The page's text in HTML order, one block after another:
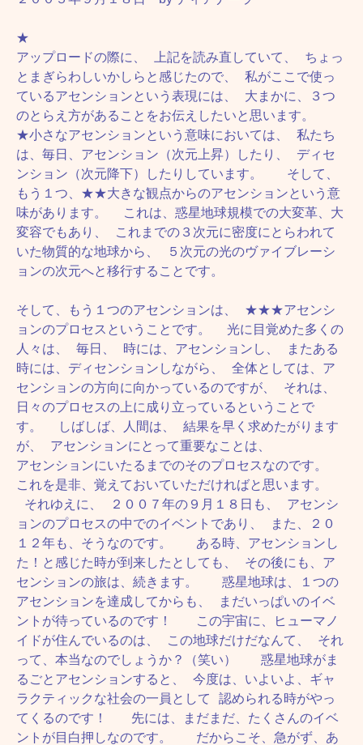
★
アップロードの際に、 上記を読み直していて、 ちょっ
とまぎらわしいかしらと感じたので、 私がここで使っ
ているアセンションという表現には、 大まかに、３つ
のとらえ方があることをお伝えしたいと思います。
★小さなアセンションという意味においては、 私たち
は、毎日、アセンション（次元上昇）したり、 ディセ
ンション（次元降下）したりしています。 そして、
もう１つ、★★大きな観点からのアセンションという意
味があります。 これは、惑星地球規模での大変革、大
変容でもあり、 これまでの３次元に密度にとらわれて
いた物質的な地球から、 ５次元の光のヴァイブレーシ
ョンの次元へと移行することです。
そして、もう１つのアセンションは、 ★★★アセンシ
ョンのプロセスということです。 光に目覚めた多くの
人々は、 毎日、 時には、アセンションし、 またある
時には、ディセンションしながら、 全体としては、ア
センションの方向に向かっているのですが、 それは、
日々のプロセスの上に成り立っているということで
す。 しばしば、人間は、 結果を早く求めたがります
が、 アセンションにとって重要なことは、
アセンションにいたるまでのそのプロセスなのです。
これを是非、覚えておいていただければと思います。
それゆえに、 ２００７年の９月１８日も、 アセンシ
ョンのプロセスの中でのイベントであり、 また、２０
１２年も、そうなのです。 ある時、アセンションし
た！と感じた時が到来したとしても、 その後にも、ア
センションの旅は、続きます。 惑星地球は、１つの
アセンションを達成してからも、 まだいっぱいのイベ
ントが待っているのです！ この宇宙に、ヒューマノ
イドが住んでいるのは、 この地球だけだなんて、 それ
って、本当なのでしょうか？（笑い） 惑星地球がま
るごとアセンションすると、 今度は、いよいよ、ギャ
ラクティックな社会の一員として 認められる時がやっ
てくるのです！ 先には、まだまだ、たくさんのイベ
ントが目白押しなのです。 だからこそ、急がず、あ